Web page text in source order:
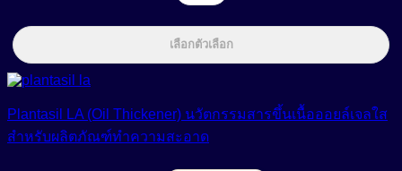
เลือกตัวเลือก
Plantasil LA (Oil Thickener) นวัตกรรมสารขึ้นเนื้อออยล์เจลใส
สำหรับผลิตภัณฑ์ทำความสะอาด
Price